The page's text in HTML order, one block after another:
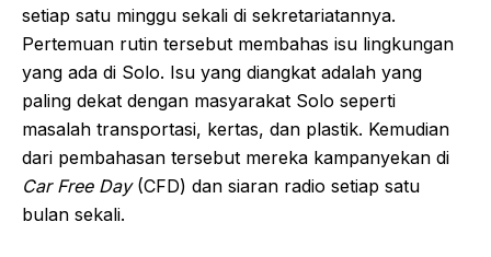
setiap satu minggu sekali di sekretariatannya.
Pertemuan rutin tersebut membahas isu lingkungan
yang ada di Solo. Isu yang diangkat adalah yang
paling dekat dengan masyarakat Solo seperti
masalah transportasi, kertas, dan plastik. Kemudian
dari pembahasan tersebut mereka kampanyekan di
Car Free Day(CFD) dan siaran radio setiap satu
bulan sekali.